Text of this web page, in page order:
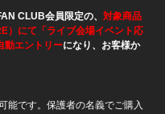
CLUB会員限定の、 対象商品
）にて「ライブ会場イベント応
動エントリーになり、お客様か
能です。保護者の名義でご購入